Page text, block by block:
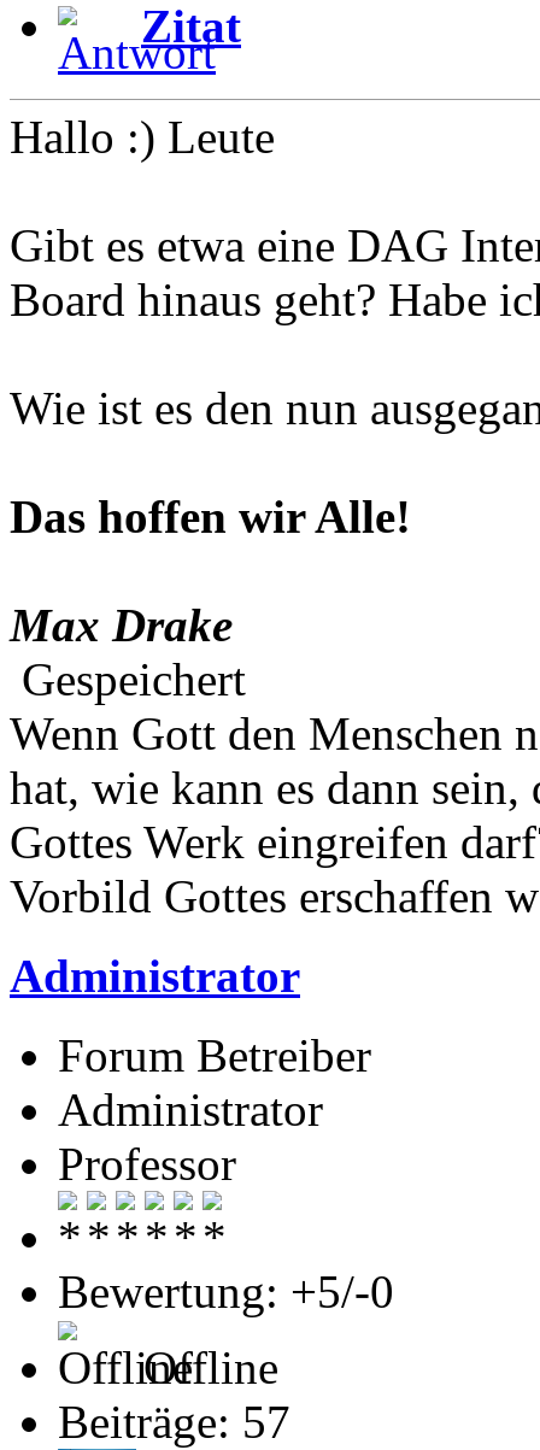
Zitat
Hallo :) Leute
Gibt es etwa eine DAG
Board hinaus geht? Habe
Wie ist es den nun
Das hoffen wir Alle!
Max Drake
Gespeichert
Wenn Gott den Menschen
hat, wie kann es dann
Gottes Werk eingreifen
Vorbild Gottes erschaffen
Administrator
Forum Betreiber
Administrator
Professor
Bewertung: +5/-0
Offline
Beiträge: 57